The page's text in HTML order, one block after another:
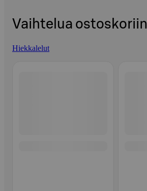
Vaihtelua ostoskoriin
Hiekkalelut